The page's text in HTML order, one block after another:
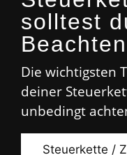
solltest
Die wichtigsten
deiner
unbedingt
Steuerkette /